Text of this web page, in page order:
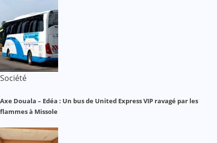
Société
Axe Douala – Edéa : Un bus de United Express VIP ravagé par les
flammes à Missole